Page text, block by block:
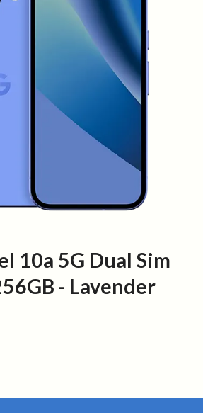
10a 5G Dual Sim
- Lavender